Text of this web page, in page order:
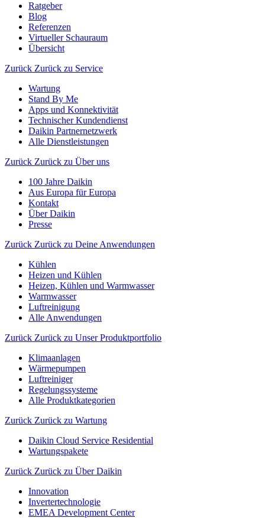
Ratgeber
Blog
Referenzen
Virtueller Schauraum
Übersicht
Zurück Zurück zu Service
Wartung
Stand By Me
Apps und Konnektivität
Technischer Kundendienst
Daikin Partnernetzwerk
Alle Dienstleistungen
Zurück Zurück zu Über uns
100 Jahre Daikin
Aus Europa für Europa
Kontakt
Über Daikin
Presse
Zurück Zurück zu Deine Anwendungen
Kühlen
Heizen und Kühlen
Heizen, Kühlen und Warmwasser
Warmwasser
Luftreinigung
Alle Anwendungen
Zurück Zurück zu Unser Produktportfolio
Klimaanlagen
Wärmepumpen
Luftreiniger
Regelungssysteme
Alle Produktkategorien
Zurück Zurück zu Wartung
Daikin Cloud Service Residential
Wartungspakete
Zurück Zurück zu Über Daikin
Innovation
Invertertechnologie
EMEA Development Center